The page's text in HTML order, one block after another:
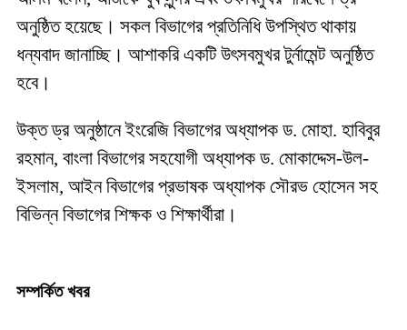
অনুষ্ঠিত হয়েছে। সকল বিভাগের প্রতিনিধি উপস্থিত থাকায়
ধন্যবাদ জানাচ্ছি। আশাকরি একটি উৎসবমুখর টুর্নামেন্ট অনুষ্ঠিত
হবে।
উক্ত ড্র অনুষ্ঠানে ইংরেজি বিভাগের অধ্যাপক ড. মোহা. হাবিবুর
রহমান, বাংলা বিভাগের সহযোগী অধ্যাপক ড. মোকাদ্দেস-উল-
ইসলাম, আইন বিভাগের প্রভাষক অধ্যাপক সৌরভ হোসেন সহ
বিভিন্ন বিভাগের শিক্ষক ও শিক্ষার্থীরা।
সম্পর্কিত খবর